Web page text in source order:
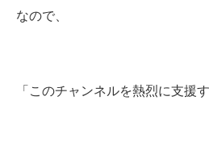
なので、
「このチャンネルを熱烈に支援